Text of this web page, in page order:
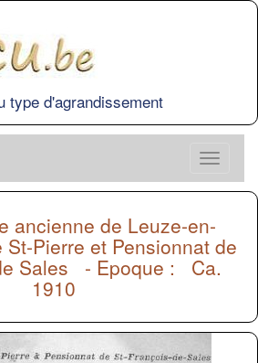
type d'agrandissement
ancienne de Leuze-en-
St-Pierre et Pensionnat de
Sales - Epoque : Ca.
1910